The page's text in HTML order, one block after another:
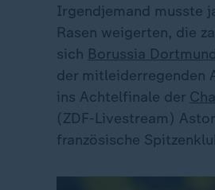
Irgendjemand musste
Rasen weigerten, die
sich Borussia Dortmund
der mitleiderregenden
ins Achtelfinale der
(ZDF-Livestream)
französische